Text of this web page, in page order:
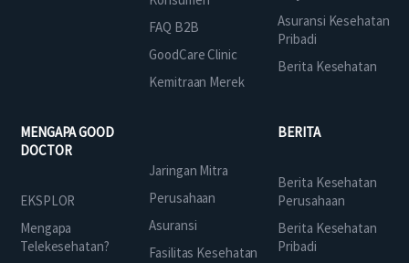
FAQ B2B
GoodCare Clinic
Kemitraan Merek
Asuransi Kesehatan
Pribadi
Berita Kesehatan
MENGAPA GOOD
DOCTOR
EKSPLOR
Mengapa
Telekesehatan?
Jaringan Mitra
Perusahaan
Asuransi
Fasilitas Kesehatan
BERITA
Berita Kesehatan
Perusahaan
Berita Kesehatan
Pribadi